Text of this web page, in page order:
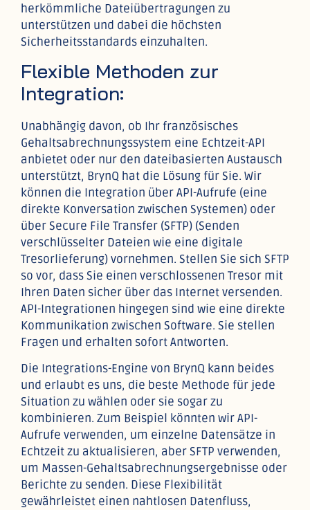
herkömmliche Dateiübertragungen zu
unterstützen und dabei die höchsten
Sicherheitsstandards einzuhalten.
Flexible Methoden zur
Integration:
Unabhängig davon, ob Ihr französisches
Gehaltsabrechnungssystem eine Echtzeit-API
anbietet oder nur den dateibasierten Austausch
unterstützt, BrynQ hat die Lösung für Sie. Wir
können die Integration über API-Aufrufe (eine
direkte Konversation zwischen Systemen) oder
über Secure File Transfer (SFTP) (Senden
verschlüsselter Dateien wie eine digitale
Tresorlieferung) vornehmen. Stellen Sie sich SFTP
so vor, dass Sie einen verschlossenen Tresor mit
Ihren Daten sicher über das Internet versenden.
API-Integrationen hingegen sind wie eine direkte
Kommunikation zwischen Software. Sie stellen
Fragen und erhalten sofort Antworten.
Die Integrations-Engine von BrynQ kann beides
und erlaubt es uns, die beste Methode für jede
Situation zu wählen oder sie sogar zu
kombinieren. Zum Beispiel könnten wir API-
Aufrufe verwenden, um einzelne Datensätze in
Echtzeit zu aktualisieren, aber SFTP verwenden,
um Massen-Gehaltsabrechnungsergebnisse oder
Berichte zu senden. Diese Flexibilität
gewährleistet einen nahtlosen Datenfluss,